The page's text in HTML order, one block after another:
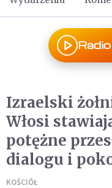
Izraelski
Włosi
potężne
dialogu i
KOŚCIÓŁ